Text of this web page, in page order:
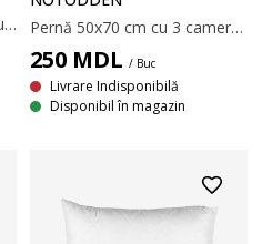
Pernă de calitate cu umplutură ușoară, aerisită, din fibră goală spiralată, de poliester siliconizat, 600 g. Matlasată cu țesătură din 100% microfibră de poliester. Temperatură spălare: 60°C. 50x70 cm
Pernă 50x70 cm cu 3 camere și margini sub formă de cutie, care îi permit să își păstreze forma și să ofere un suport adecvat. Umplută cu 100% puf de fibră în camerele exterioare și 100% pene de rață în camera interioară, 810 g. Țesătură moale din 100% bumbac cambric. Temperatură spălare: 60°C.
250 MDL / Buc
Livrare Indisponibilă
Disponibil în magazin